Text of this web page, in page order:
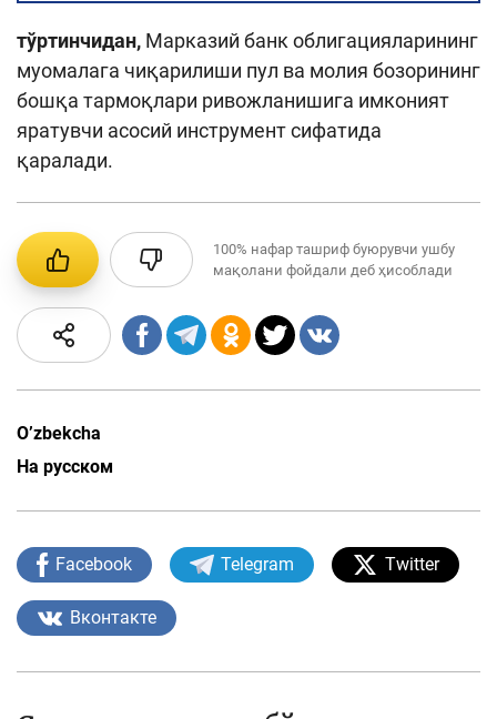
тўртинчидан, Марказий банк облигацияларининг
муомалага чиқарилиши пул ва молия бозорининг
бошқа тармоқлари ривожланишига имконият
яратувчи асосий инструмент сифатида
қаралади.
100% нафар ташриф буюрувчи ушбу
мақолани фойдали деб ҳисоблади
O’zbekcha
На русском
Facebook Telegram Twitter
Вконтакте